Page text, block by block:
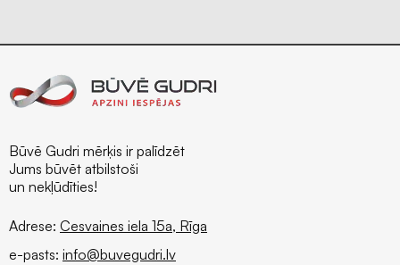
Būvē Gudri mērķis ir palīdzēt
Jums būvēt atbilstoši
un nekļūdīties!
Adrese: Cesvaines iela 15a, Rīga
e-pasts: info@buvegudri.lv